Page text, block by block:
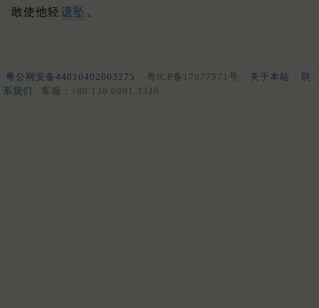
敢使他轻 遗坠 。
粤公网安备44010402003275 粤ICP备17077571号 关于本站
联
系我们
客服：+86 136 0901 3320